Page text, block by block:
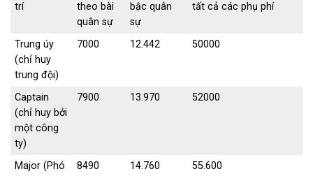
trí
theo bài
quân sự
bậc quân
sự
tất cả các phụ phí
Trung úy
(chỉ huy
trung đội)
7000 12.442 50000
Captain
(chỉ huy bởi
một công
ty)
7900 13.970 52000
Major (Phó
8490 14.760 55.600